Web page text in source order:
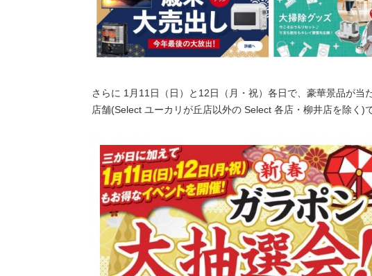
さらに 1月11日（日）と12日（月・祝）各日で、豪華景品が当
店舗(Select ユーカリが丘店以外の Select 各店・柳井店を除く)